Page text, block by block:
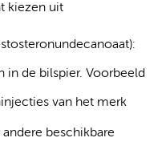
kiezen uit
in de bilspier. Voorbeeld
van het merk
beschikbare